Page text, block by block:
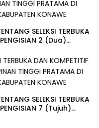
SELEKSI TERBUKA
2 (Dua)
DAERAH
SELEKSI TERBUKA
7 (Tujuh)